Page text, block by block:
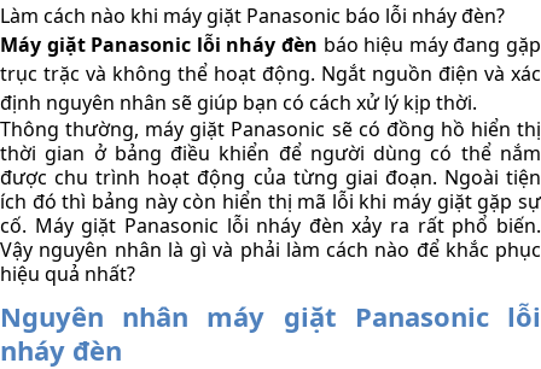
Làm cách nào khi máy giặt Panasonic báo lỗi nháy đèn?
Máy giặt Panasonic lỗi nháy đèn báo hiệu máy đang gặp
trục trặc và không thể hoạt động. Ngắt nguồn điện và xác
định nguyên nhân sẽ giúp bạn có cách xử lý kịp thời.
Thông thường, máy giặt Panasonic sẽ có đồng hồ hiển thị
thời gian ở bảng điều khiển để người dùng có thể nắm
được chu trình hoạt động của từng giai đoạn. Ngoài tiện
ích đó thì bảng này còn hiển thị mã lỗi khi máy giặt gặp sự
cố. Máy giặt Panasonic lỗi nháy đèn xảy ra rất phổ biến.
Vậy nguyên nhân là gì và phải làm cách nào để khắc phục
hiệu quả nhất?
Nguyên nhân máy giặt Panasonic lỗi
nháy đèn